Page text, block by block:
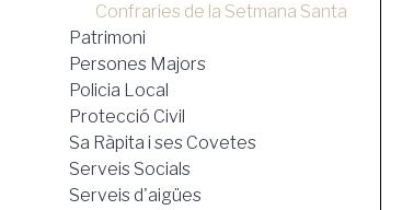
Confraries de la Setmana Santa
Patrimoni
Persones Majors
Policia Local
Protecció Civil
Sa Ràpita i ses Covetes
Serveis Socials
Serveis d'aigües